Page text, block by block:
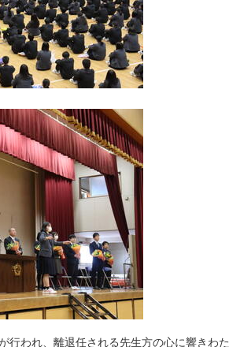
行われ、離退任される先生方の心に響きわた